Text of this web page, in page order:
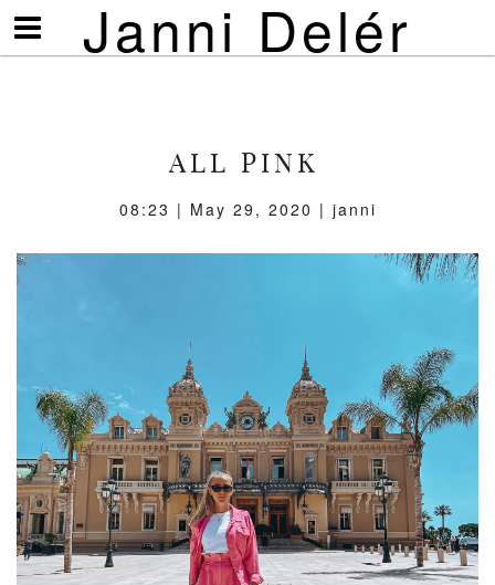
Janni Delér
Visa/göm
meny
ALL PINK
08:23 | May 29, 2020 | janni